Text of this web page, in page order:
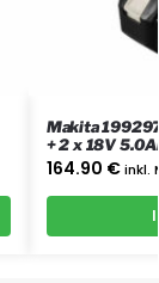
Makita
+ 2 x 18V
164.90 € inkl.